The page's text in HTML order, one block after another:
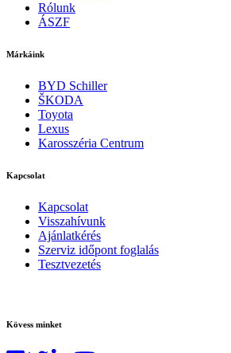
Rólunk
ÁSZF
Márkáink
BYD Schiller
ŠKODA
Toyota
Lexus
Karosszéria Centrum
Kapcsolat
Kapcsolat
Visszahívunk
Ajánlatkérés
Szerviz időpont foglalás
Tesztvezetés
Kövess minket